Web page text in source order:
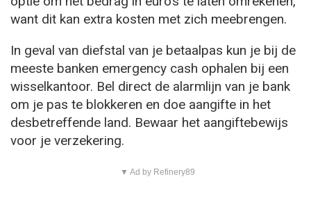
want dit kan extra kosten met zich meebrengen.
In geval van diefstal van je betaalpas kun je bij de
meeste banken emergency cash ophalen bij een
wisselkantoor. Bel direct de alarmlijn van je bank
om je pas te blokkeren en doe aangifte in het
desbetreffende land. Bewaar het aangiftebewijs
voor je verzekering.
▼ Ad by Refinery89